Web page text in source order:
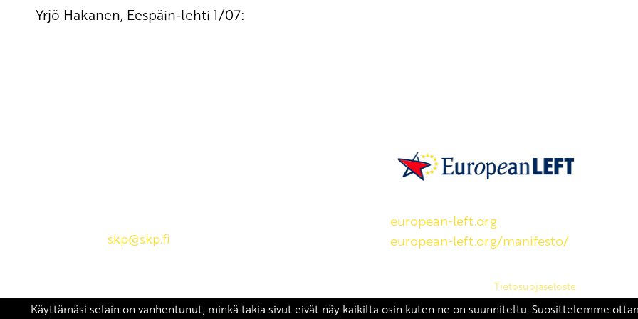
Yrjö Hakanen, Eespäin-lehti 1/07:
skp@skp.fi
european-left.org
european-left.org/manifesto/
Tietosuojaseloste